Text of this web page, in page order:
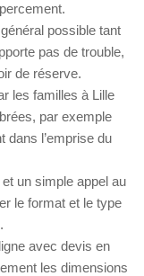
possible tant
pas de trouble,
de réserve.
les familles à Lille
par exemple
dans l’emprise du
un simple appel au
le format et le type
avec devis en
les dimensions